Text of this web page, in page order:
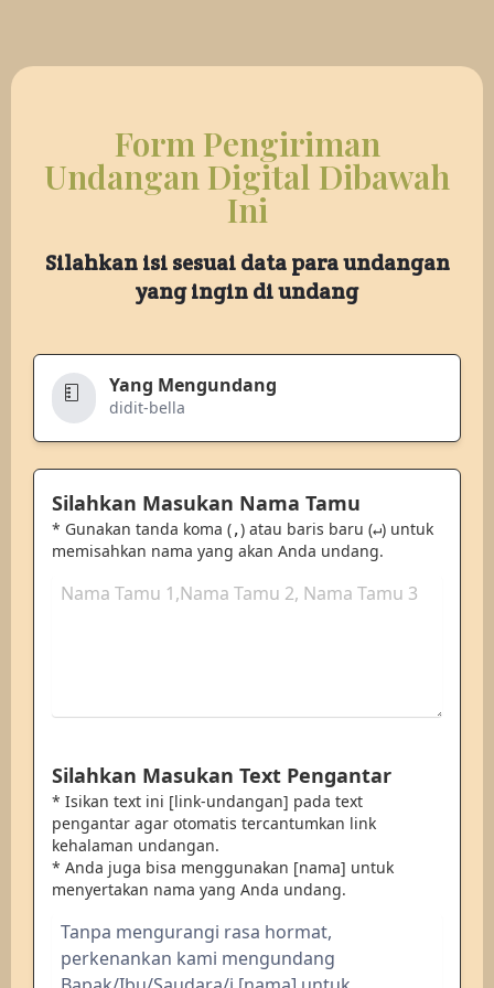
Form Pengiriman
Undangan Digital Dibawah
Ini
Silahkan isi sesuai data para undangan
yang ingin di undang
Yang Mengundang
didit-bella
Silahkan Masukan Nama Tamu
* Gunakan tanda koma (,) atau baris baru (↵) untuk
memisahkan nama yang akan Anda undang.
Silahkan Masukan Text Pengantar
* Isikan text ini [link-undangan] pada text
pengantar agar otomatis tercantumkan link
kehalaman undangan.
* Anda juga bisa menggunakan [nama] untuk
menyertakan nama yang Anda undang.